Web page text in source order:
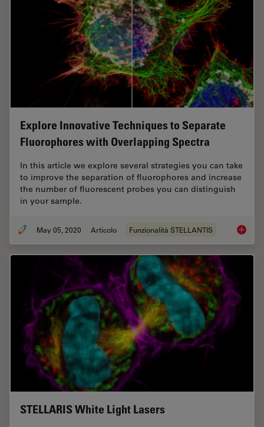
Explore Innovative Techniques to Separate
Fluorophores with Overlapping Spectra
In this article we explore several strategies you can take
to improve the separation of fluorophores and increase
the number of fluorescent probes you can distinguish
in your sample.
May 05, 2020 Articolo Funzionalità STELLANTIS
STELLARIS White Light Lasers